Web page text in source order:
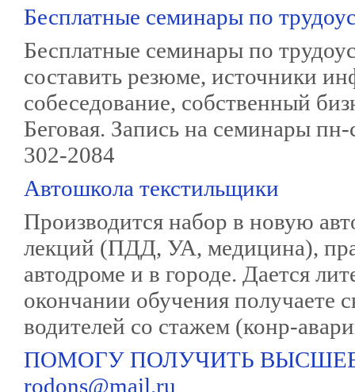
Бесплатные семинары по
Бесплатные семинары по
составить резюме, источники
собеседование, собственный
Беговая. Запись на семинары
302-2084
Автошкола текстильщики
Производится набор в новую
лекций (ПДД, УА, медицина),
автодроме и в городе. Дается
окончании обучения получаете
водителей со стажем (конр-
ПОМОГУ ПОЛУЧИТЬ
rodons@mail.ru